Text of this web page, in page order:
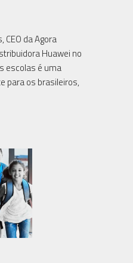
CEO da Agora
Huawei no
escolas é uma
para os brasileiros,